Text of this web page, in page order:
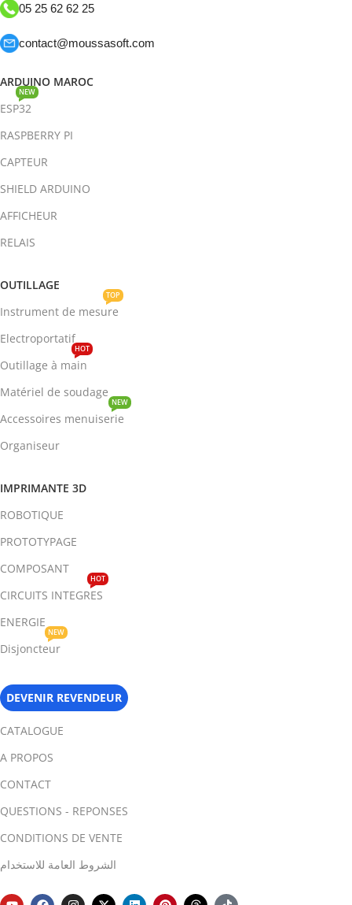
05 25 62 62 25
contact@moussasoft.com
ARDUINO MAROC
ESP32
NEW
RASPBERRY PI
CAPTEUR
SHIELD ARDUINO
AFFICHEUR
RELAIS
OUTILLAGE
Instrument de mesure
TOP
Electroportatif
Outillage à main
HOT
Matériel de soudage
Accessoires menuiserie
NEW
Organiseur
IMPRIMANTE 3D
ROBOTIQUE
PROTOTYPAGE
COMPOSANT
CIRCUITS INTEGRES
HOT
ENERGIE
Disjoncteur
NEW
DEVENIR REVENDEUR
CATALOGUE
A PROPOS
CONTACT
QUESTIONS - REPONSES
CONDITIONS DE VENTE
الشروط العامة للاستخدام